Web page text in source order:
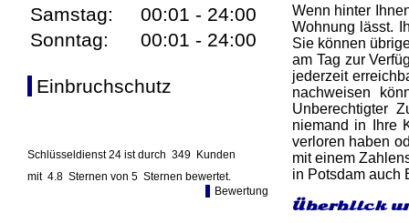
Samstag:
00:01 - 24:00
Sonntag:
00:01 - 24:00
Einbruchschutz
Schlüsseldienst 24 ist durch 349 Kunden
mit 4.8 Sternen von 5 Sternen bewertet.
Bewertung
Wenn hinter
Wohnung lässt.
Sie können
am Tag zur
jederzeit
nachweisen
Unberechtigter
niemand in Ihre
verloren haben
mit einem
in Potsdam auch
Überblick